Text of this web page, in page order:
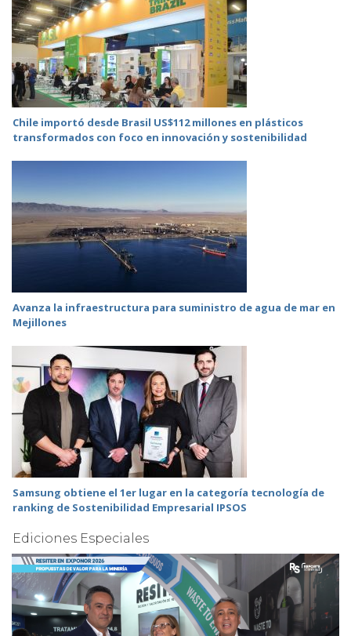
Chile importó desde Brasil US$112 millones en plásticos
transformados con foco en innovación y sostenibilidad
Avanza la infraestructura para suministro de agua de mar en
Mejillones
Samsung obtiene el 1er lugar en la categoría tecnología de
ranking de Sostenibilidad Empresarial IPSOS
Ediciones Especiales